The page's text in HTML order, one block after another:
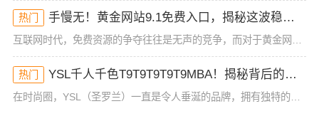
热门 手慢无！黄金网站9.1免费入口，揭秘这波稳了的福利！
互联网时代，免费资源的争夺往往是无声的竞争，而对于黄金网站9 1免费入口的火爆，许多小伙伴早已按耐不住。“这波稳了”是如今的热门热梗，人人都在争相抢占这个免费的福利。本文将深度揭秘黄金网站9 1免费入
热门 YSL千人千色T9T9T9T9T9MBA！揭秘背后的设计秘密，难怪网友都在疯传！
在时尚圈，YSL（圣罗兰）一直是令人垂涎的品牌，拥有独特的设计理念和精湛的工艺。而最近，“YSL千人千色T9T9T9T9T9MBA”这款产品，不仅成为了社交媒体的热议话题，更是引发了无数时尚迷的疯狂追